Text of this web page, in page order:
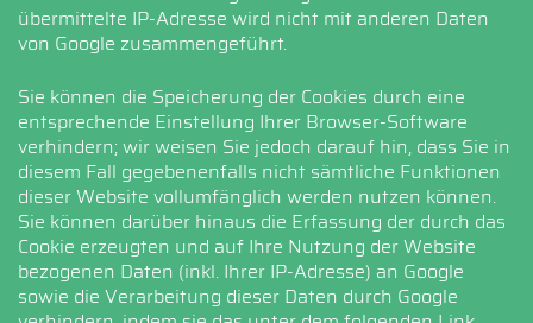
übermittelte IP-Adresse wird nicht mit anderen Daten
von Google zusammengeführt.
Sie können die Speicherung der Cookies durch eine
entsprechende Einstellung Ihrer Browser-Software
verhindern; wir weisen Sie jedoch darauf hin, dass Sie in
diesem Fall gegebenenfalls nicht sämtliche Funktionen
dieser Website vollumfänglich werden nutzen können.
Sie können darüber hinaus die Erfassung der durch das
Cookie erzeugten und auf Ihre Nutzung der Website
bezogenen Daten (inkl. Ihrer IP-Adresse) an Google
sowie die Verarbeitung dieser Daten durch Google